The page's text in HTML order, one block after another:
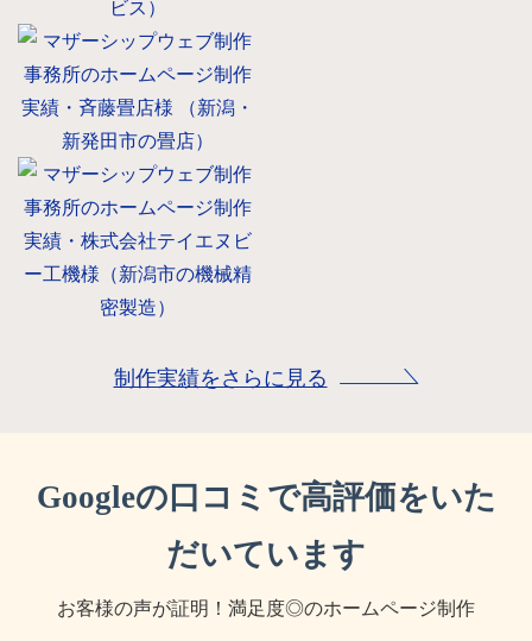
#リニューアル
#ワードプレス
#Webデザイン
#ワードプレス
#新規制作
制作実績をさらに見る
Googleの口コミで高評価をいた
だいています
お客様の声が証明！満足度◎のホームページ制作